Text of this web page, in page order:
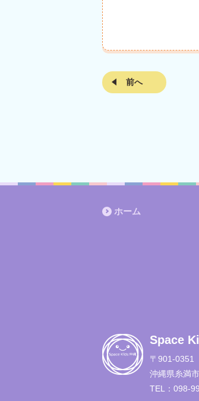
前へ
ホーム
Space
〒901-0351
沖縄県糸満
TEL：098-